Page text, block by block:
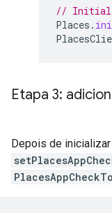
//
Places .
Etapa 3:
Depois de